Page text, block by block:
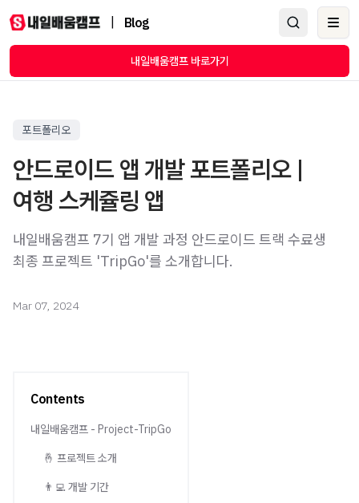
Blog
내일배움캠프 바로가기
포트폴리오
안드로이드 앱 개발 포트폴리오 |
여행 스케쥴링 앱
내일배움캠프 7기 앱 개발 과정 안드로이드 트랙 수료생
최종 프로젝트 'TripGo'를 소개합니다.
Mar 07, 2024
Contents
내일배움캠프 - Project-TripGo
🤞 프로젝트 소개
👨‍💻 개발 기간